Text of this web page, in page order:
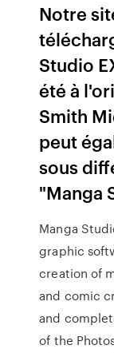
Notre
Studio
été à
Smith
peut
sous
"Manga
Manga
graphic
creation of
and comic
and
of the